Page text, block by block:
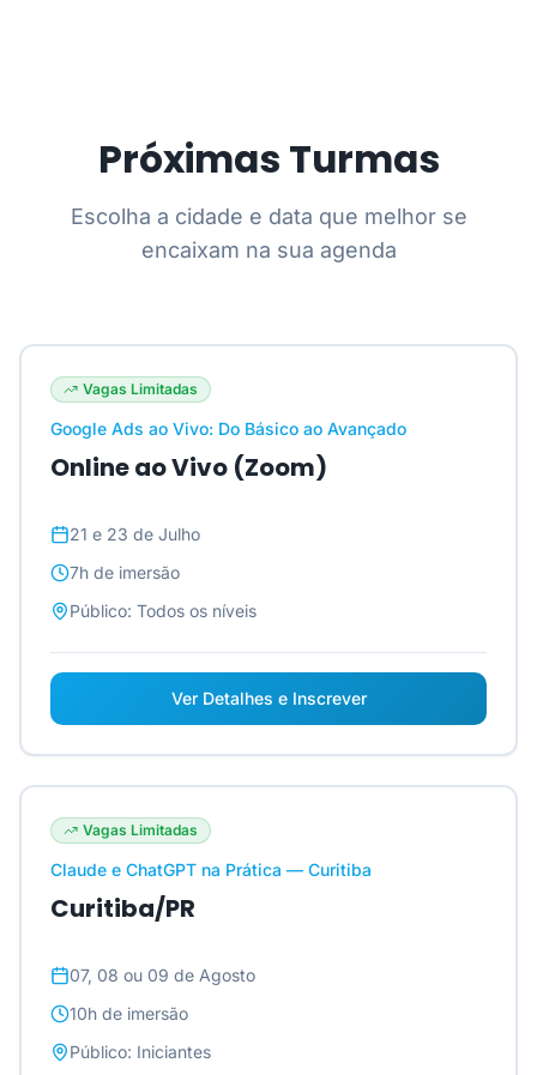
Próximas Turmas
Escolha a cidade e data que melhor se
encaixam na sua agenda
Vagas Limitadas
Google Ads ao Vivo: Do Básico ao Avançado
Online ao Vivo (Zoom)
21 e 23 de Julho
7h de imersão
Público: Todos os níveis
Ver Detalhes e Inscrever
Vagas Limitadas
Claude e ChatGPT na Prática — Curitiba
Curitiba/PR
07, 08 ou 09 de Agosto
10h de imersão
Público: Iniciantes